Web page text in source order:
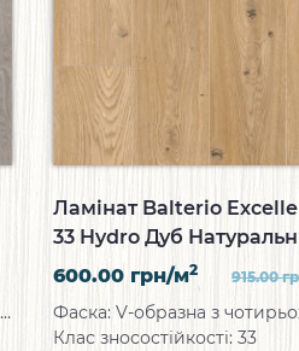
Фаска: V-образна з чотирьох сторін
Ламінат Balterio
33 Hydro Дуб
Пантін
600.00 грн/м2 915.00
Клас зносостійкості: 33